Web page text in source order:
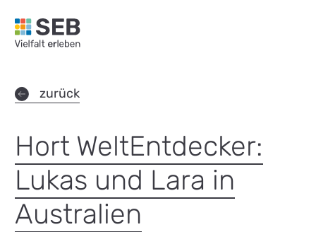
SEB Leipzig, Vielfalt erleben - zur Startseite
zurück
Hort WeltEntdecker:
Lukas und Lara in
Australien